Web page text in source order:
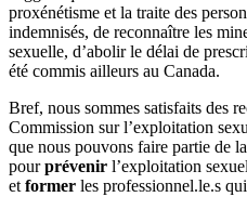
proxénétisme et la traite des
indemnisés, de reconnaître les
sexuelle, d’abolir le délai de
été commis ailleurs au Canada.
Bref, nous sommes satisfaits des
Commission sur l’exploitation
que nous pouvons faire partie de
pourprévenir l’exploitation
et former les professionnel.le.s